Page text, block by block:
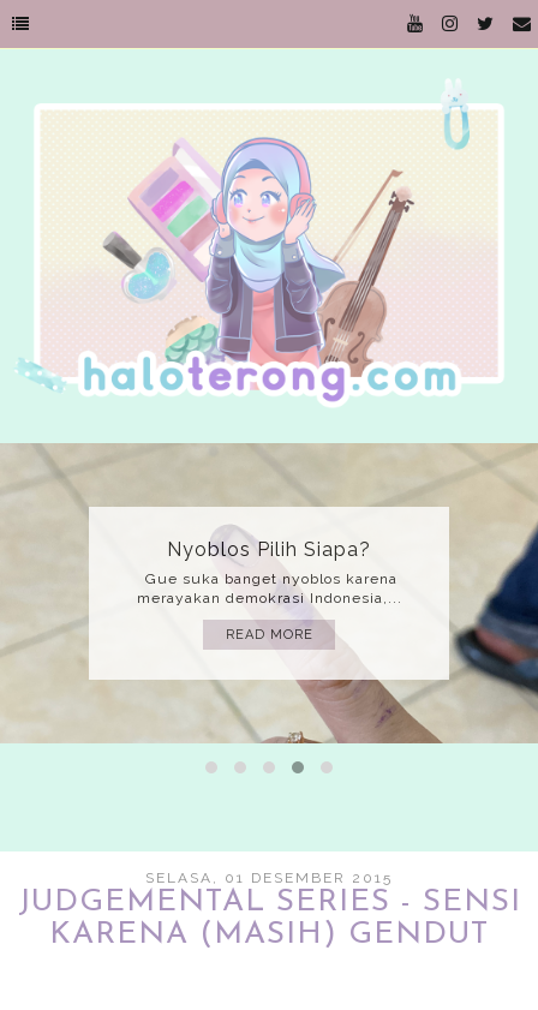
Kursi dan Memaknai Benda
(Bahasa yang gue gunakan adalah
bahasa implisit jadi mohon harap
READ MORE
SELASA, 01 DESEMBER 2015
JUDGEMENTAL SERIES - SENSI
KARENA (MASIH) GENDUT